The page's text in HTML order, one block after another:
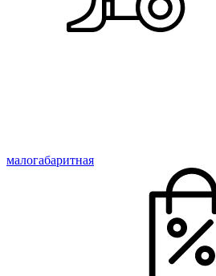
малогабаритная